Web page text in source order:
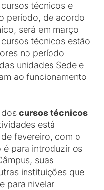
técnicos e
período, de acordo
será em março
técnicos estão
no período
unidades Sede e
ao funcionamento
doscursos técnicos
está
fevereiro, com o
é para introduzir os
suas
instituições que
para nivelar